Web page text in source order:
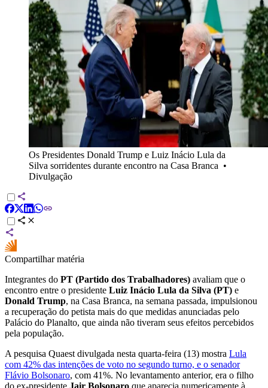
Os Presidentes Donald Trump e Luiz Inácio Lula da
Silva sorridentes durante encontro na Casa Branca •
Divulgação
Compartilhar matéria
Integrantes do PT (Partido dos Trabalhadores) avaliam que o
encontro entre o presidente Luiz Inácio Lula da Silva (PT) e
Donald Trump, na Casa Branca, na semana passada, impulsionou
a recuperação do petista mais do que medidas anunciadas pelo
Palácio do Planalto, que ainda não tiveram seus efeitos percebidos
pela população.
A pesquisa Quaest divulgada nesta quarta-feira (13) mostra Lula
com 42% das intenções de voto no segundo turno, e o senador
Flávio Bolsonaro, com 41%. No levantamento anterior, era o filho
do ex-presidente Jair Bolsonaro que aparecia numericamente à